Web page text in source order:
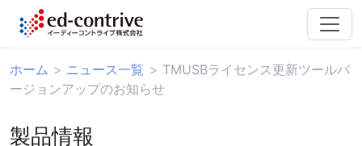
ホーム ニュース一覧
TMUSBライセンス更新ツールバ
ージョンアップのお知らせ
製品情報